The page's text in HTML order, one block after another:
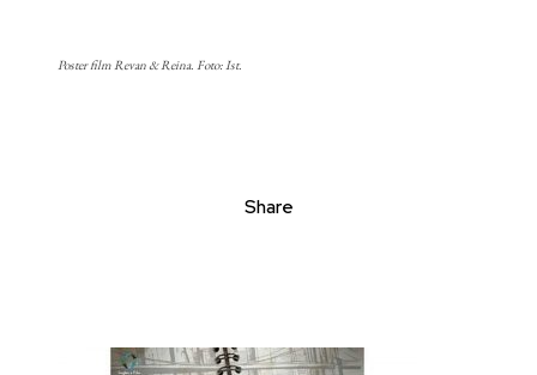
Poster film Revan & Reina. Foto: Ist.
Share